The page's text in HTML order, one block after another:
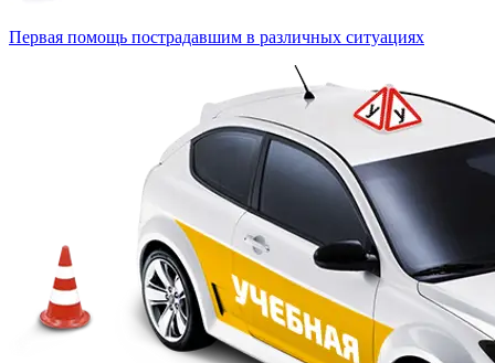
Первая помощь пострадавшим в различных ситуациях